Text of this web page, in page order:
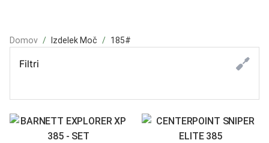
Domov Izdelek Moč 185#
Filtri